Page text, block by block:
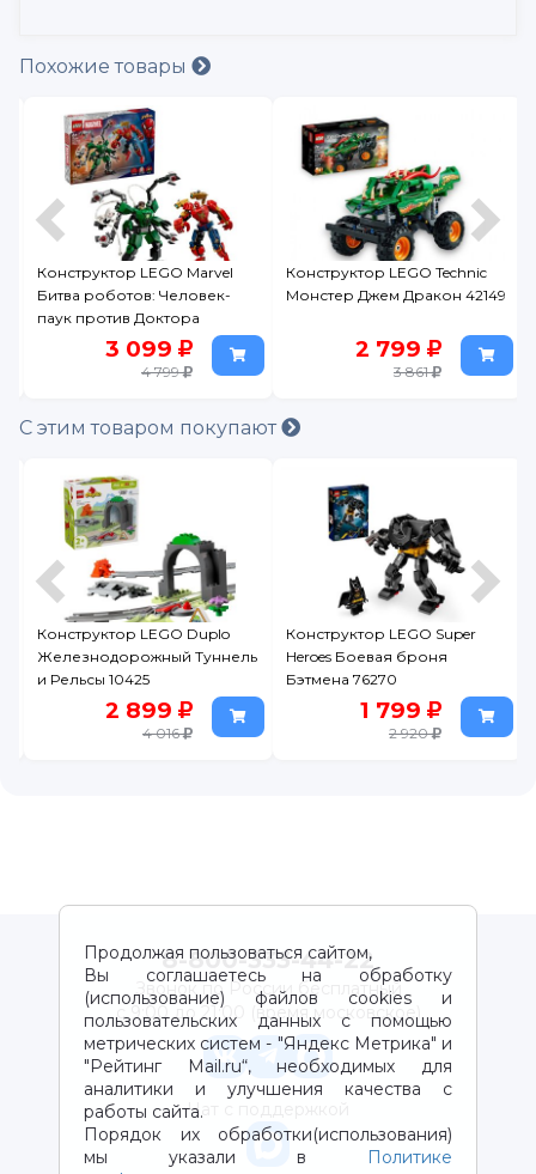
Похожие товары
Конструктор LEGO Marvel
Битва роботов: Человек-
паук против Доктора
Осьминога, 315 дет., 76338
3 099
4 799
Конструктор LEGO Technic
Монстер Джем Дракон 42149
2 799
3 861
С этим товаром покупают
Конструктор LEGO Duplo
Железнодорожный Туннель
и Рельсы 10425
2 899
4 016
Конструктор LEGO Super
Heroes Боевая броня
Бэтмена 76270
1 799
2 920
Продолжая пользоваться сайтом,
Вы соглашаетесь на обработку
(использование) файлов cookies и
пользовательских данных с помощью
метрических систем - "Яндекс Метрика" и
"Рейтинг Mail.ru“, необходимых для
аналитики и улучшения качества с
работы сайта.
Порядок их обработки(использования)
мы указали в
Политике
8-800-333-44-22
Звонок по России бесплатный
с 9:00 до 21:00 (время московское)
Чат с поддержкой